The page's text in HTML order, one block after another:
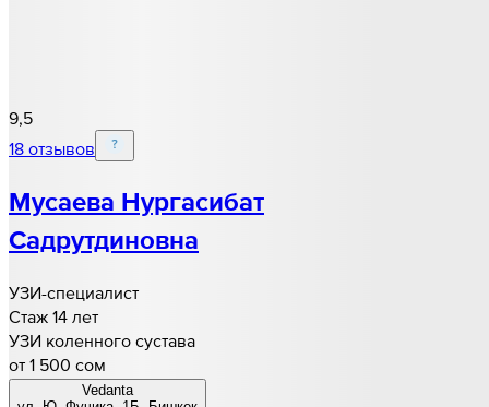
9,5
18 отзывов
Мусаева Нургасибат
Садрутдиновна
УЗИ-специалист
Стаж 14 лет
УЗИ коленного сустава
от 1 500 cом
Vedanta